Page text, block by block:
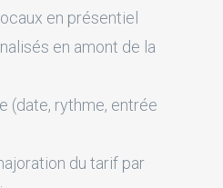
en présentiel
en amont de la
(date, rythme, entrée
du tarif par